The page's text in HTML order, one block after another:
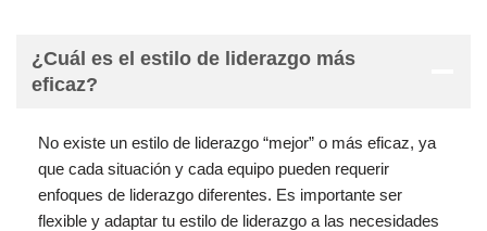
¿Cuál es el estilo de liderazgo más
eficaz?
No existe un estilo de liderazgo “mejor” o más eficaz, ya
que cada situación y cada equipo pueden requerir
enfoques de liderazgo diferentes. Es importante ser
flexible y adaptar tu estilo de liderazgo a las necesidades